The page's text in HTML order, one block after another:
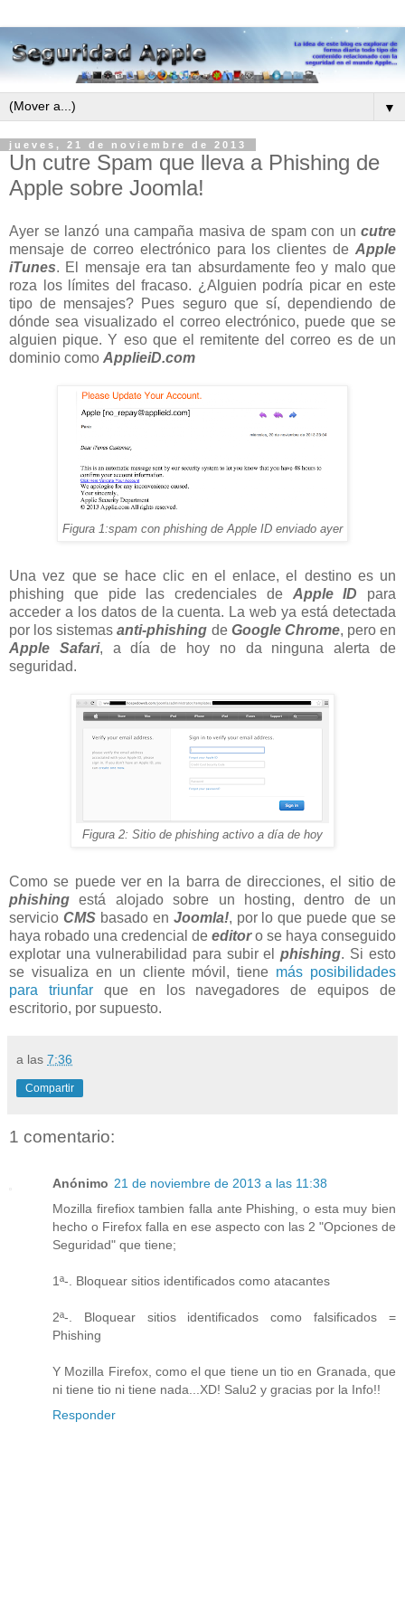
▼
jueves, 21 de noviembre de 2013
Un cutre Spam que lleva a Phishing de
Apple sobre Joomla!
Ayer se lanzó una campaña masiva de spam con un cutre
mensaje de correo electrónico para los clientes de Apple
iTunes. El mensaje era tan absurdamente feo y malo que
roza los límites del fracaso. ¿Alguien podría picar en este
tipo de mensajes? Pues seguro que sí, dependiendo de
dónde sea visualizado el correo electrónico, puede que se
alguien pique. Y eso que el remitente del correo es de un
dominio como ApplieiD.com
Figura 1:spam con phishing de Apple ID enviado ayer
Una vez que se hace clic en el enlace, el destino es un
phishing que pide las credenciales de Apple ID para
acceder a los datos de la cuenta. La web ya está detectada
por los sistemasanti-phishing de Google Chrome, pero en
Apple Safari, a día de hoy no da ninguna alerta de
seguridad.
Figura 2: Sitio de phishing activo a día de hoy
Como se puede ver en la barra de direcciones, el sitio de
phishing está alojado sobre un hosting, dentro de un
servicio CMSbasado en Joomla!, por lo que puede que se
haya robado una credencial de editoro se haya conseguido
explotar una vulnerabilidad para subir elphishing. Si esto
se visualiza en un cliente móvil, tiene más posibilidades
para triunfarque en los navegadores de equipos de
escritorio, por supuesto.
a las 7:36
Compartir
1 comentario:
Anónimo 21 de noviembre de 2013 a las 11:38
Mozilla firefiox tambien falla ante Phishing, o esta muy bien
hecho o Firefox falla en ese aspecto con las 2 "Opciones de
Seguridad" que tiene;
1ª-. Bloquear sitios identificados como atacantes
2ª-. Bloquear sitios identificados como falsificados =
Phishing
Y Mozilla Firefox, como el que tiene un tio en Granada, que
ni tiene tio ni tiene nada...XD! Salu2 y gracias por la Info!!
Responder